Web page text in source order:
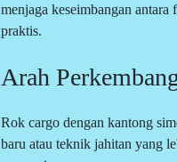
menjaga keseimbangan
praktis.
Arah
Rok cargo dengan kantong
baru atau teknik jahitan yang